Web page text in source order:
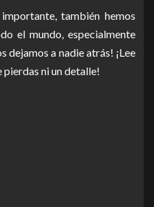
también hemos
el mundo, especialmente
dejamos a nadie atrás! ¡Lee
pierdas ni un detalle!